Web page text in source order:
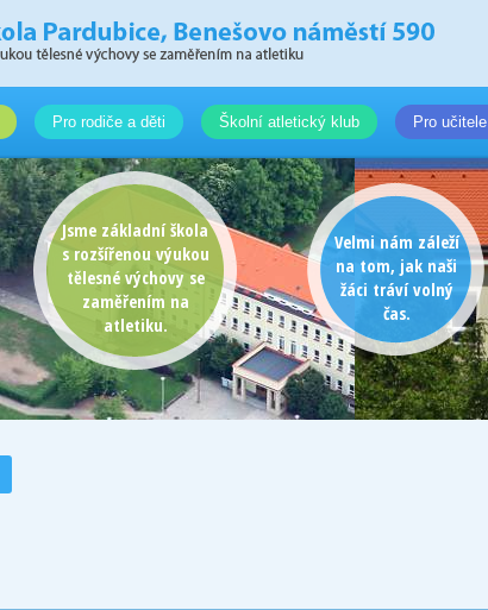
Pro rodiče a děti Školní atletický klub Pro učitele
Jsme základní škola
s rozšířenou výukou
tělesné výchovy se
zaměřením na
atletiku.
Velmi nám záleží
na tom, jak naši
žáci tráví volný
čas.